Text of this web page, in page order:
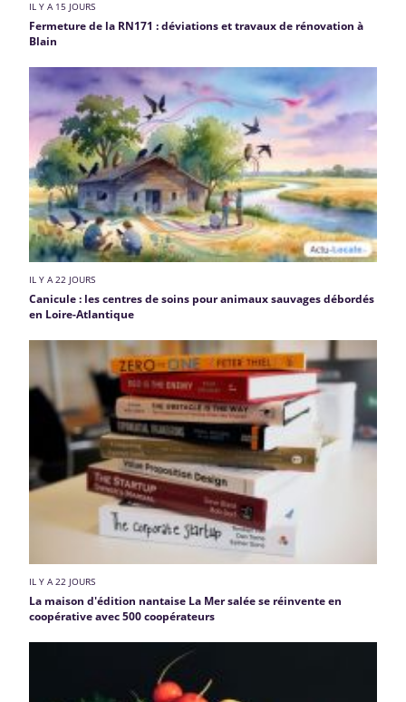
IL Y A 15 JOURS
Fermeture de la RN171 : déviations et travaux de rénovation à
Blain
IL Y A 22 JOURS
Canicule : les centres de soins pour animaux sauvages débordés
en Loire-Atlantique
IL Y A 22 JOURS
La maison d'édition nantaise La Mer salée se réinvente en
coopérative avec 500 coopérateurs